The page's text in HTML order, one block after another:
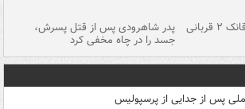
حادثه غرق‌شدگی در طاقانک ۲ قربانی پدر شاهرودی پس از قتل پسرش،
جسد را در چاه مخفی کرد
پس از جدایی از پرسپولیس